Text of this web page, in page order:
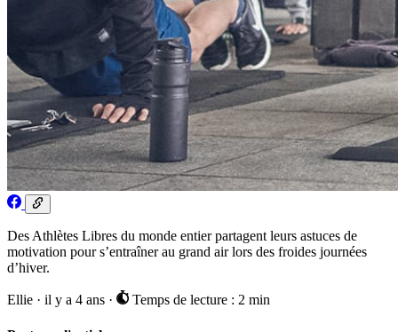
Des Athlètes Libres du monde entier partagent leurs astuces de
motivation pour s’entraîner au grand air lors des froides journées
d’hiver.
Ellie · il y a 4 ans · Temps de lecture : 2 min